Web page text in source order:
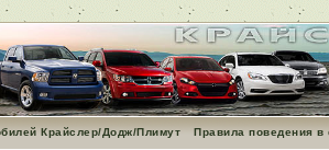
Крайслер/Додж/Плимут Правила поведения